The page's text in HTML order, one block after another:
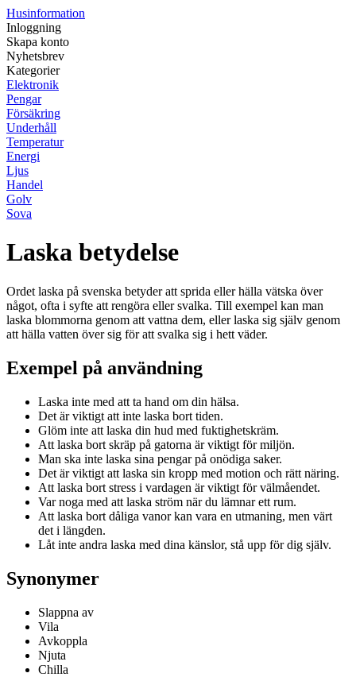
Husinformation
Inloggning
Skapa konto
Nyhetsbrev
Kategorier
Elektronik
Pengar
Försäkring
Underhåll
Temperatur
Energi
Ljus
Handel
Golv
Sova
Laska betydelse
Ordet laska på svenska betyder att sprida eller hälla vätska över
något, ofta i syfte att rengöra eller svalka. Till exempel kan man
laska blommorna genom att vattna dem, eller laska sig själv genom
att hälla vatten över sig för att svalka sig i hett väder.
Exempel på användning
Laska inte med att ta hand om din hälsa.
Det är viktigt att inte laska bort tiden.
Glöm inte att laska din hud med fuktighetskräm.
Att laska bort skräp på gatorna är viktigt för miljön.
Man ska inte laska sina pengar på onödiga saker.
Det är viktigt att laska sin kropp med motion och rätt näring.
Att laska bort stress i vardagen är viktigt för välmåendet.
Var noga med att laska ström när du lämnar ett rum.
Att laska bort dåliga vanor kan vara en utmaning, men värt
det i längden.
Låt inte andra laska med dina känslor, stå upp för dig själv.
Synonymer
Slappna av
Vila
Avkoppla
Njuta
Chilla